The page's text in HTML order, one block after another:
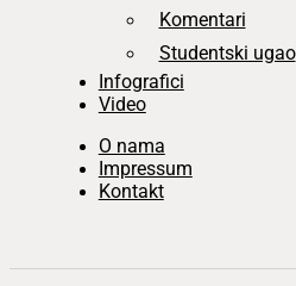
Komentari
Studentski ugao
Infografici
Video
O nama
Impressum
Kontakt